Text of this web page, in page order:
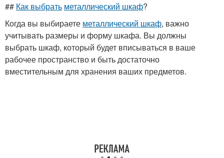
## Как выбрать металлический шкаф?
Когда вы выбираете металлический шкаф, важно
учитывать размеры и форму шкафа. Вы должны
выбрать шкаф, который будет вписываться в ваше
рабочее пространство и быть достаточно
вместительным для хранения ваших предметов.